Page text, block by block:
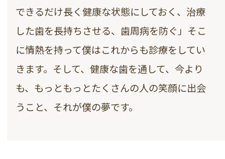
できるだけ長く健康な状態にしておく、治療
した歯を長持ちさせる、歯周病を防ぐ」そこ
に情熱を持って僕はこれからも診療をしてい
きます。そして、健康な歯を通して、今より
も、もっともっとたくさんの人の笑顔に出会
うこと、それが僕の夢です。